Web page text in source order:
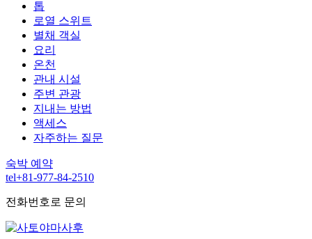
톱
로열 스위트
별채 객실
요리
온천
관내 시설
주변 관광
지내는 방법
액세스
자주하는 질문
숙박 예약
tel+81-977-84-2510
전화번호로 문의